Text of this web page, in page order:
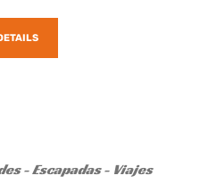
- Escapadas - Viajes